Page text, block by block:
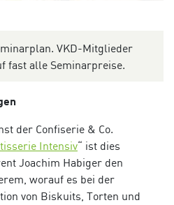
VKD-Mitglieder
fast alle Seminarpreise.
der Confiserie & Co.
Intensiv“ ist dies
Joachim Habiger den
worauf es bei der
von Biskuits, Torten und